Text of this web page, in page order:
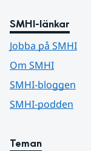
SMHI-länkar
Jobba på SMHI
Om SMHI
SMHI-bloggen
SMHI-podden
Teman